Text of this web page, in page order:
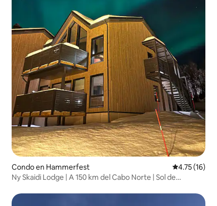
Condo en Hammerfest Calificación
4.75 (16)
Ny Skaidi Lodge | A 150 km del Cabo Norte | Sol de